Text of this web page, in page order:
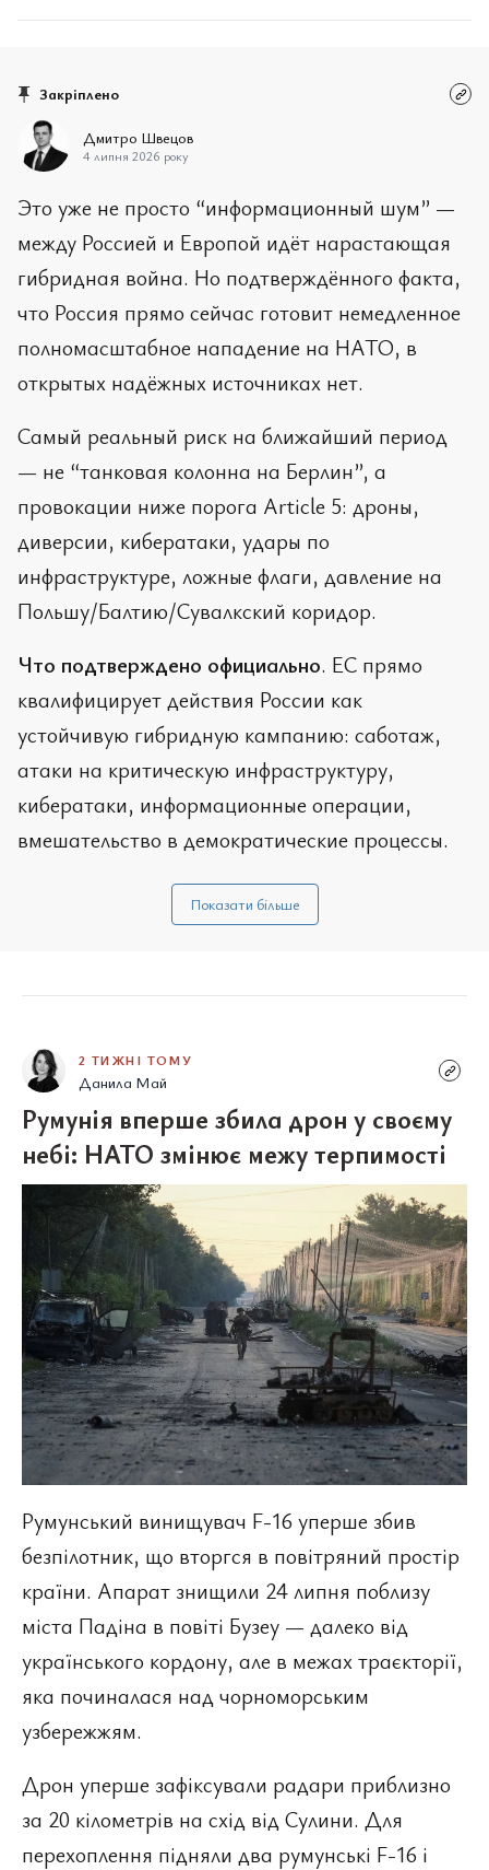
Закріплено
Дмитро Швецов
4 липня 2026 року
Это уже не просто “информационный шум” —
между Россией и Европой идёт нарастающая
гибридная война. Но подтверждённого факта,
что Россия прямо сейчас готовит немедленное
полномасштабное нападение на НАТО, в
открытых надёжных источниках нет.
Самый реальный риск на ближайший период
— не “танковая колонна на Берлин”, а
провокации ниже порога Article 5: дроны,
диверсии, кибератаки, удары по
инфраструктуре, ложные флаги, давление на
Польшу/Балтию/Сувалкский коридор.
Что подтверждено официально. ЕС прямо
квалифицирует действия России как
устойчивую гибридную кампанию: саботаж,
атаки на критическую инфраструктуру,
кибератаки, информационные операции,
вмешательство в демократические процессы.
Показати більше
2 ТИЖНІ ТОМУ
Данила Май
Румунія вперше збила дрон у своєму
небі: НАТО змінює межу терпимості
Румунський винищувач F-16 уперше збив
безпілотник, що вторгся в повітряний простір
країни. Апарат знищили 24 липня поблизу
міста Падіна в повіті Бузеу — далеко від
українського кордону, але в межах траєкторії,
яка починалася над чорноморським
узбережжям.
Дрон уперше зафіксували радари приблизно
за 20 кілометрів на схід від Сулини. Для
перехоплення підняли два румунські F-16 і